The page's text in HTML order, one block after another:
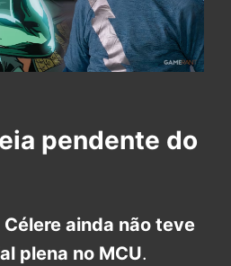
pendente do
Célere ainda não teve
plena no MCU.